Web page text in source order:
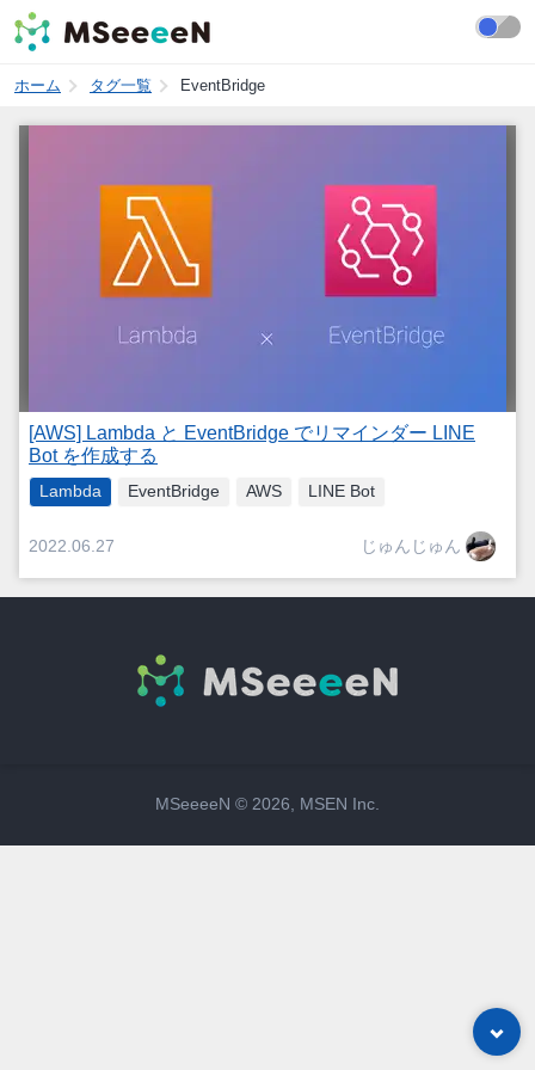
ホーム タグ一覧 EventBridge
[AWS] Lambda と EventBridge でリマインダー LINE
Bot を作成する
Lambda EventBridge AWS LINE Bot
2022.06.27 じゅんじゅん
MSeeeeN © 2026, MSEN Inc.